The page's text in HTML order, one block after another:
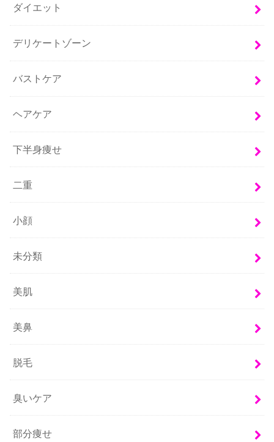
ダイエット
デリケートゾーン
バストケア
ヘアケア
下半身痩せ
二重
小顔
未分類
美肌
美鼻
脱毛
臭いケア
部分痩せ